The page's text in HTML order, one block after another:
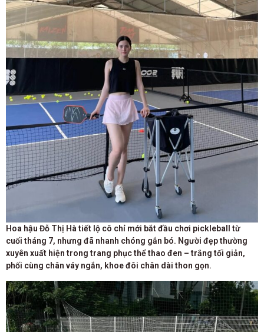
Hoa hậu Đỗ Thị Hà tiết lộ cô chỉ mới bắt đầu chơi pickleball từ
cuối tháng 7, nhưng đã nhanh chóng gắn bó. Người đẹp thường
xuyên xuất hiện trong trang phục thể thao đen – trắng tối giản,
phối cùng chân váy ngắn, khoe đôi chân dài thon gọn.